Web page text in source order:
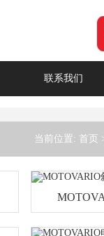
联系我们
当前位置: 首页